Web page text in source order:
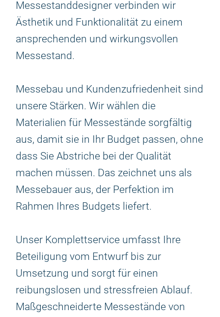
Messestanddesigner verbinden wir
Ästhetik und Funktionalität zu einem
ansprechenden und wirkungsvollen
Messestand.
Messebau und Kundenzufriedenheit sind
unsere Stärken. Wir wählen die
Materialien für Messestände sorgfältig
aus, damit sie in Ihr Budget passen, ohne
dass Sie Abstriche bei der Qualität
machen müssen. Das zeichnet uns als
Messebauer aus, der Perfektion im
Rahmen Ihres Budgets liefert.
Unser Komplettservice umfasst Ihre
Beteiligung vom Entwurf bis zur
Umsetzung und sorgt für einen
reibungslosen und stressfreien Ablauf.
Maßgeschneiderte Messestände von